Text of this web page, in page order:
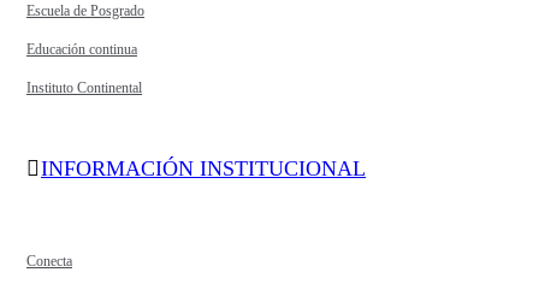
Escuela de Posgrado
Educación continua
Instituto Continental
INFORMACIÓN INSTITUCIONAL
Conecta